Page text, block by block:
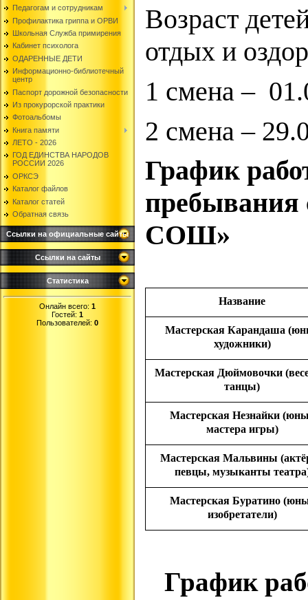
Педагогам и сотрудникам
Профилактика гриппа и ОРВИ
Школьная Служба примирения
Кабинет психолога
ОДАРЕННЫЕ ДЕТИ
Информационно-библиотечный
центр
Паспорт дорожной безопасности
Из прокурорской практики
Фотоальбомы
Книга памяти
ЛЕТО - 2026
ГОД ЕДИНСТВА НАРОДОВ
РОССИИ 2026
ОРКСЭ
Каталог файлов
Каталог статей
Обратная связь
Ссылки на официальные сайты
Ссылки на сайты
Статистика
Онлайн всего: 1
Гостей: 1
Пользователей: 0
Возраст
отдых и
1 смена –
2 смена –
График
пребывания
СОШ»
Название
Мастерская Карандаша
художники)
Мастерская Дюймовочки
танцы)
Мастерская Незнайки
мастера игры)
Мастерская Мальвины
певцы, музыканты
Мастерская Буратино
изобретатели)
График